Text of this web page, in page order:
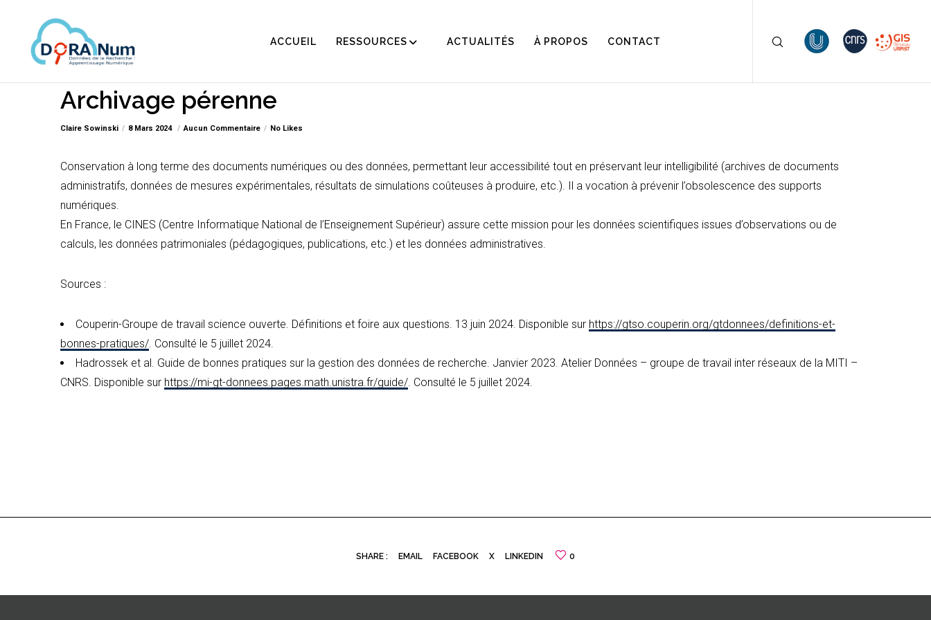
ACCUEIL RESSOURCES ACTUALITÉS À PROPOS CONTACT
Archivage pérenne
Claire Sowinski 8 Mars 2024 Aucun Commentaire No Likes
Conservation à long terme des documents numériques ou des données, permettant leur accessibilité tout en préservant leur intelligibilité (archives de documents
administratifs, données de mesures expérimentales, résultats de simulations coûteuses à produire, etc.). Il a vocation à prévenir l’obsolescence des supports
numériques.
En France, le CINES (Centre Informatique National de l’Enseignement Supérieur) assure cette mission pour les données scientifiques issues d’observations ou de
calculs, les données patrimoniales (pédagogiques, publications, etc.) et les données administratives.
Sources :
Couperin-Groupe de travail science ouverte. Définitions et foire aux questions. 13 juin 2024. Disponible sur https://gtso.couperin.org/gtdonnees/definitions-et-
bonnes-pratiques/. Consulté le 5 juillet 2024.
Hadrossek et al. Guide de bonnes pratiques sur la gestion des données de recherche. Janvier 2023. Atelier Données – groupe de travail inter réseaux de la MITI –
CNRS. Disponible sur https://mi-gt-donnees.pages.math.unistra.fr/guide/. Consulté le 5 juillet 2024.
SHARE : EMAIL FACEBOOK X LINKEDIN 0